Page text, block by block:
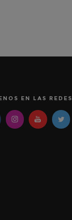
EN LAS REDES